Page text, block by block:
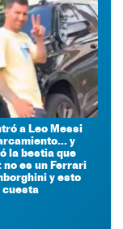
a Leo Messi
y
la bestia que
no es un Ferrari
y esto
cuesta